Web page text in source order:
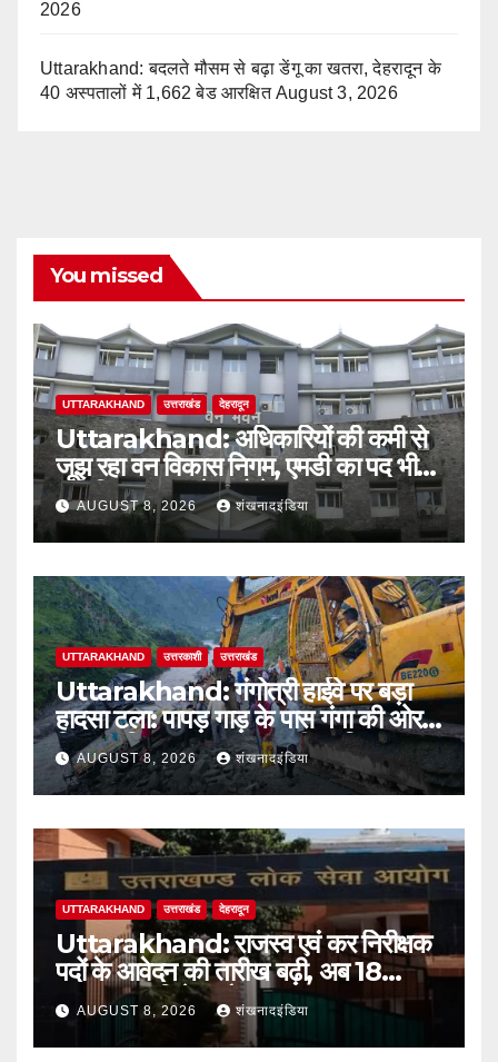
2026
Uttarakhand: बदलते मौसम से बढ़ा डेंगू का खतरा, देहरादून के
40 अस्पतालों में 1,662 बेड आरक्षित August 3, 2026
You missed
UTTARAKHAND उत्तराखंड देहरादून
Uttarakhand: अधिकारियों की कमी से
जूझ रहा वन विकास निगम, एमडी का पद भी
अतिरिक्त प्रभार के भरोसे
AUGUST 8, 2026 शंखनादइंडिया
UTTARAKHAND उत्तरकाशी उत्तराखंड
Uttarakhand: गंगोत्री हाईवे पर बड़ा
हादसा टला: पापड़ गाड़ के पास गंगा की ओर
फिसला पिकअप, कांवड़ यात्री सुरक्षित
AUGUST 8, 2026 शंखनादइंडिया
UTTARAKHAND उत्तराखंड देहरादून
Uttarakhand: राजस्व एवं कर निरीक्षक
पदों के आवेदन की तारीख बढ़ी, अब 18
अगस्त तक मिलेगा मौका
AUGUST 8, 2026 शंखनादइंडिया